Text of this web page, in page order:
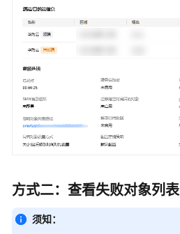
最
佳
API
参
考
考
常
方式二：查看失败对象列表
须知：